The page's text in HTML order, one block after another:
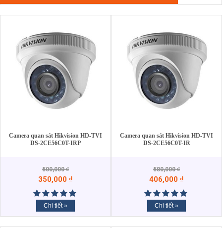
Camera quan sát Hikvision HD-TVI
DS-2CE56C0T-IRP
500,000₫
350,000 ₫
Chi tiết »
Camera quan sát Hikvision HD-TVI
DS-2CE56C0T-IR
580,000₫
406,000 ₫
Chi tiết »